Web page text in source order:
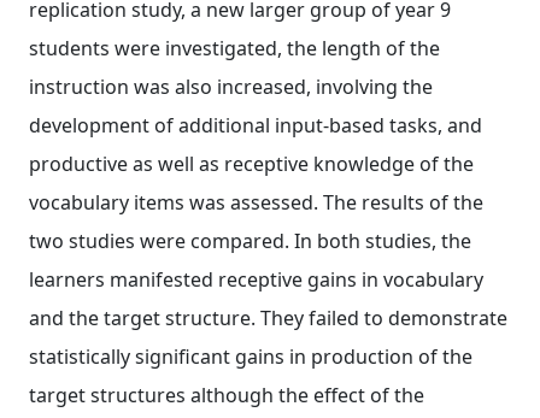
replication study, a new larger group of year 9
students were investigated, the length of the
instruction was also increased, involving the
development of additional input‐based tasks, and
productive as well as receptive knowledge of the
vocabulary items was assessed. The results of the
two studies were compared. In both studies, the
learners manifested receptive gains in vocabulary
and the target structure. They failed to demonstrate
statistically significant gains in production of the
target structures although the effect of the